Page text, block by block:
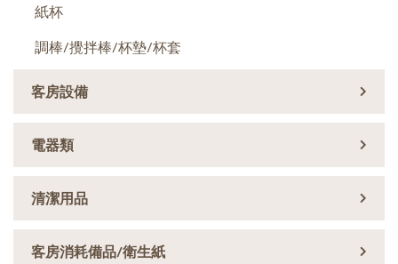
紙杯
調棒/攪拌棒/杯墊/杯套
客房設備
電器類
清潔用品
客房消耗備品/衛生紙